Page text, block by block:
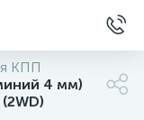
КПП
4 мм)